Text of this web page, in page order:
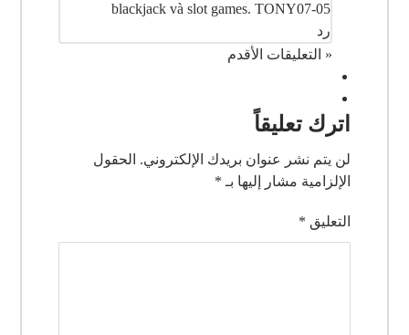
blackjack và slot games. TONY07-05
رد
« التعليقات الأقدم
اترك تعليقاً
لن يتم نشر عنوان بريدك الإلكتروني. الحقول
الإلزامية مشار إليها بـ *
التعليق *